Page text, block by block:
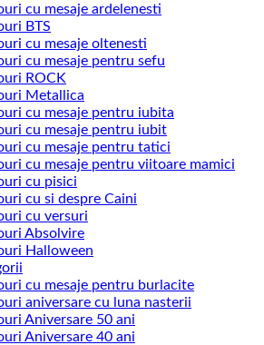
cu mesaje ardelenesti
BTS
cu mesaje oltenesti
cu mesaje pentru sefu
ROCK
Metallica
cu mesaje pentru iubita
cu mesaje pentru iubit
cu mesaje pentru tatici
cu mesaje pentru viitoare mamici
cu pisici
cu si despre Caini
cu versuri
Absolvire
Halloween
cu mesaje pentru burlacite
aniversare cu luna nasterii
Aniversare 50 ani
Aniversare 40 ani